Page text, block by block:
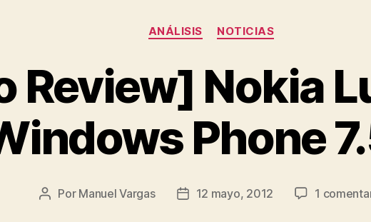
Categorías
ANÁLISIS NOTICIAS
Review] Nokia
Phone
Autor
Por Manuel Vargas
Fecha12 mayo, 2012 1